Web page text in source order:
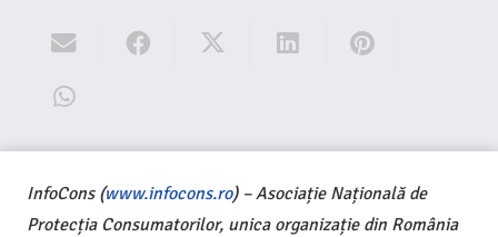
InfoCons (www.infocons.ro) – Asociație Națională de
Protecția Consumatorilor, unica organizație din România